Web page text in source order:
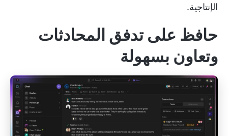
الإنتاجية.
حافظ على تدفق المحادثات
وتعاون بسهولة